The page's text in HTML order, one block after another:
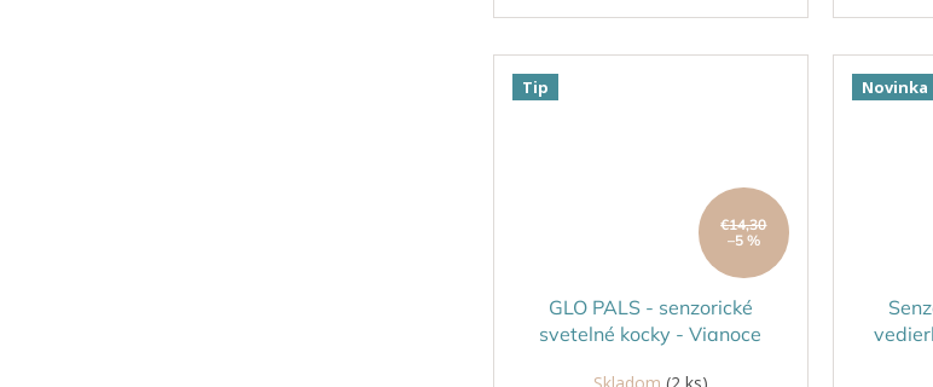
senzorické...
Tip
€14,30
–5 %
GLO PALS - senzorické
svetelné kocky - Vianoce
Novinka